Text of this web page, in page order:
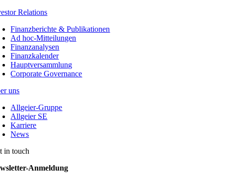
Relations
Finanzberichte & Publikationen
Ad hoc-Mitteilungen
Finanzanalysen
Finanzkalender
Hauptversammlung
Corporate Governance
uns
Allgeier-Gruppe
Allgeier SE
Karriere
News
in touch
Anmeldung